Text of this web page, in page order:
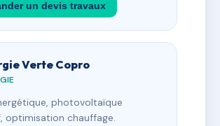
un devis travaux
Verte Copro
photovoltaïque
optimisation chauffage.